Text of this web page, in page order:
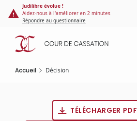
Panneau de gestion des cookies
contenu
principal
Judilibre évolue !
Aidez-nous à l'améliorer en 2 minutes
Répondre au questionnaire
Accueil Décision
TÉLÉCHARGER PDF